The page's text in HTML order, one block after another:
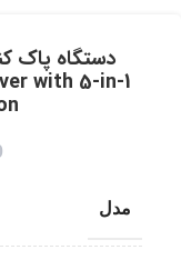
with 5-in-1
مدل